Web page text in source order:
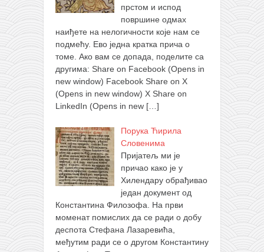
прстом и испод
површине одмах
наиђете на нелогичности које нам се
подмећу. Ево једна кратка прича о
томе. Ако вам се допада, поделите са
другима: Share on Facebook (Opens in
new window) Facebook Share on X
(Opens in new window) X Share on
LinkedIn (Opens in new […]
Порука Ћирила
Словенима
Пријатељ ми је
причао како је у
Хилендару обрађивао
један документ од
Константина Филозофа. На први
моменат помислих да се ради о добу
деспота Стефана Лазаревића,
међутим ради се о другом Константину